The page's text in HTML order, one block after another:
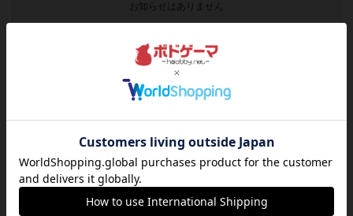
お知らせはありません
ＪＲ新宿駅の南口から徒歩２分 お一人様でもご家族や友達でも遊べる
料理とお酒の美味しいボードゲームカフェです
フォローする
プレイスペース
ボードゲームショップ ギルド